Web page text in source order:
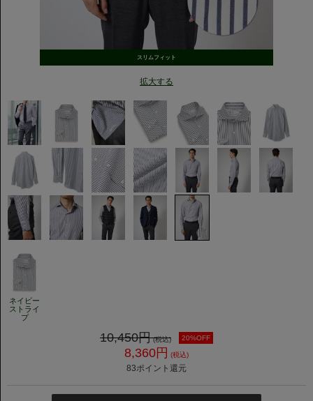
スリムフィット
拡大する
ネイビー
ストライ
プ
10,450円 (税込) 20%OFF
8,360円 (税込)
83ポイント還元